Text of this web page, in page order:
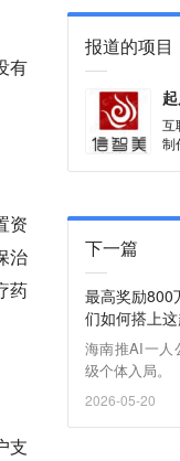
有
资
治
药
支
报道的项目
互
制
下一篇
最高奖励800
们如何搭上
海南推AI一人
级个体入局。
2026-05-20